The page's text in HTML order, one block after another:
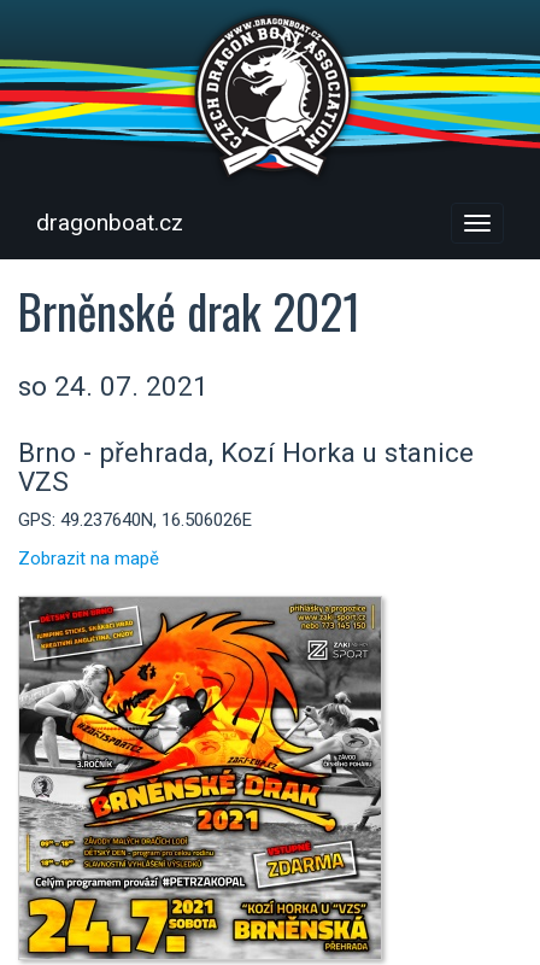
Menu
dragonboat.cz
Brněnské drak 2021
so 24. 07. 2021
Brno - přehrada, Kozí Horka u stanice
VZS
GPS: 49.237640N, 16.506026E
Zobrazit na mapě